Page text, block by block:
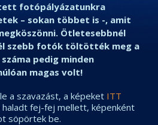
fotópályázatunkra
– sokan többet is -, amit
Ötletesebbnél
szebb fotók töltötték meg a
pedig minden
magas volt!
a szavazást, a képeket ITT
fej-fej mellett, képenként
söpörtek be.